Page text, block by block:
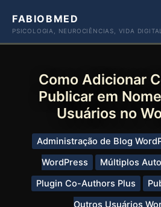
paraFABIOBMED
PSICOLOGIA, NEUROCIÊNCIAS, VIDA DIGITAL
Como Adicionar
Publicar em
Usuários no
Administração de Blog
WordPress
Múltiplos
Plugin Co-Authors Plus
Outros Usuários